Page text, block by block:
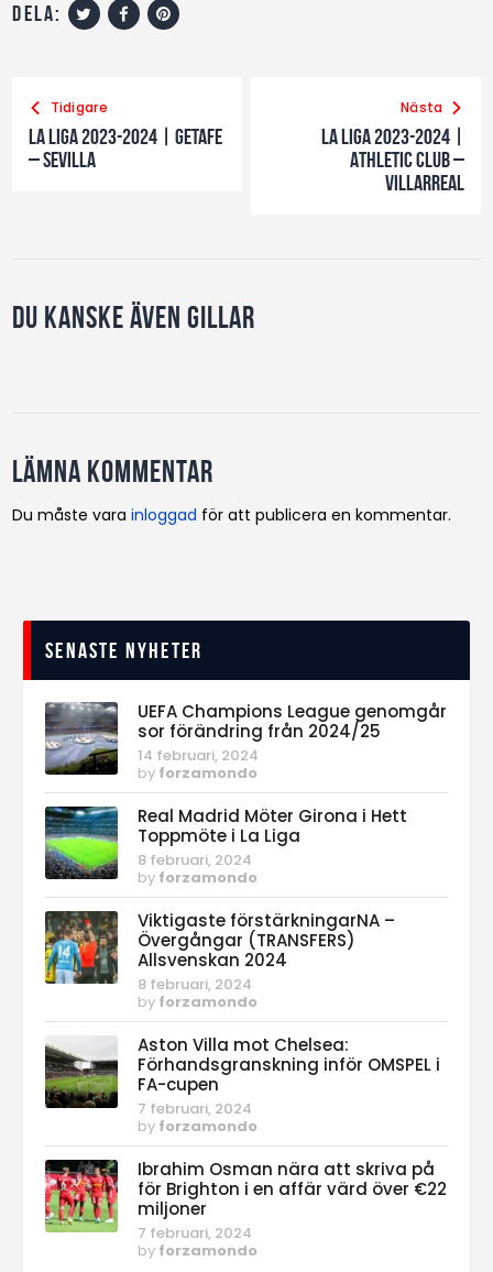
dela:
Tidigare
La Liga 2023-2024 | Getafe
– Sevilla
Nästa
La Liga 2023-2024 |
Athletic Club –
Villarreal
Du kanske även gillar
Lämna kommentar
Du måste varainloggad för att publicera en kommentar.
Senaste nyheter
UEFA Champions League genomgår
sor förändring från 2024/25
14 februari, 2024
by forzamondo
Real Madrid Möter Girona i Hett
Toppmöte i La Liga
8 februari, 2024
by forzamondo
Viktigaste förstärkningarNA –
Övergångar (TRANSFERS)
Allsvenskan 2024
8 februari, 2024
by forzamondo
Aston Villa mot Chelsea:
Förhandsgranskning inför OMSPEL i
FA-cupen
7 februari, 2024
by forzamondo
Ibrahim Osman nära att skriva på
för Brighton i en affär värd över €22
miljoner
7 februari, 2024
by forzamondo